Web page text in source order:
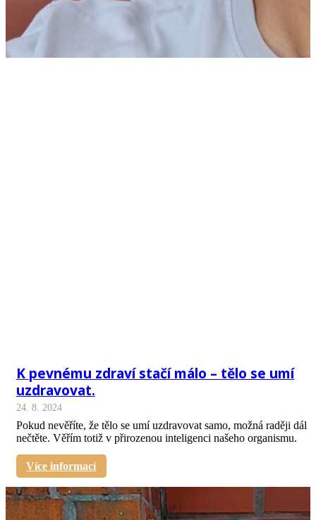
K pevnému zdraví stačí málo – tělo se umí
uzdravovat.
24. 8. 2024
Pokud nevěříte, že tělo se umí uzdravovat samo, možná raději dál
nečtěte. Věřím totiž v přirozenou inteligenci našeho organismu.
Více informací